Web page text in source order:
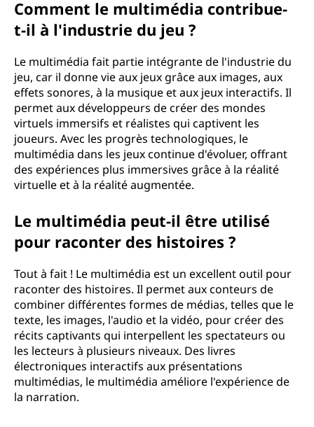
Comment le multimédia contribue-
t-il à l'industrie du jeu ?
Le multimédia fait partie intégrante de l'industrie du
jeu, car il donne vie aux jeux grâce aux images, aux
effets sonores, à la musique et aux jeux interactifs. Il
permet aux développeurs de créer des mondes
virtuels immersifs et réalistes qui captivent les
joueurs. Avec les progrès technologiques, le
multimédia dans les jeux continue d'évoluer, offrant
des expériences plus immersives grâce à la réalité
virtuelle et à la réalité augmentée.
Le multimédia peut-il être utilisé
pour raconter des histoires ?
Tout à fait ! Le multimédia est un excellent outil pour
raconter des histoires. Il permet aux conteurs de
combiner différentes formes de médias, telles que le
texte, les images, l'audio et la vidéo, pour créer des
récits captivants qui interpellent les spectateurs ou
les lecteurs à plusieurs niveaux. Des livres
électroniques interactifs aux présentations
multimédias, le multimédia améliore l'expérience de
la narration.